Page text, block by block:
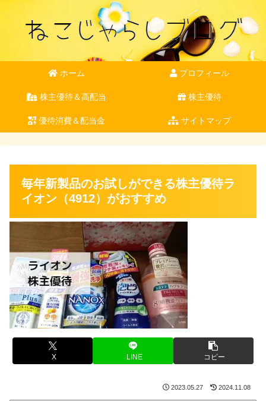
ホーム プロフィール
株主優待＆高配当 株主優待
優待消費＆配当金 サイトマップ
毎年新製品のお試しができる株主優待ラ
イオン（4912）がおすすめ
X LINE コピー
2023.05.27 2024.11.08